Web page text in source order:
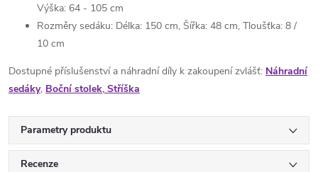
Výška: 64 - 105 cm
Rozměry sedáku: Délka: 150 cm, Šířka: 48 cm, Tloušťka: 8 /
10 cm
Dostupné příslušenství a náhradní díly k zakoupení zvlášť: Náhradní
sedáky, Boční stolek, Stříška
Parametry produktu
Recenze